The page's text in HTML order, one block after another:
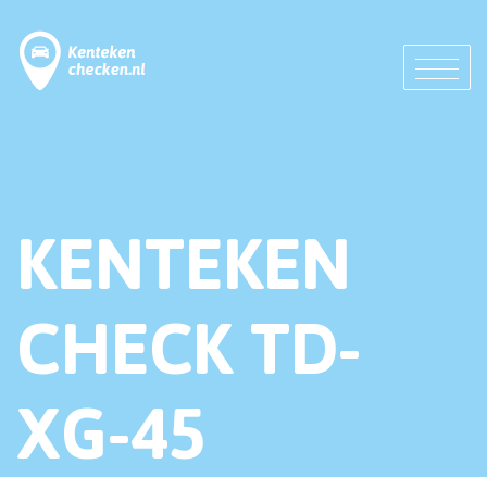
KENTEKEN
CHECK TD-
XG-45